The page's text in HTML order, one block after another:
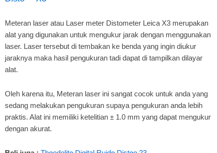
Meteran laser atau Laser meter Distometer Leica X3 merupakan
alat yang digunakan untuk mengukur jarak dengan menggunakan
laser. Laser tersebut di tembakan ke benda yang ingin diukur
jaraknya maka hasil pengukuran tadi dapat di tampilkan dilayar
alat.
Oleh karena itu, Meteran laser ini sangat cocok untuk anda yang
sedang melakukan pengukuran supaya pengukuran anda lebih
praktis. Alat ini memiliki ketelitian ± 1.0 mm yang dapat mengukur
dengan akurat.